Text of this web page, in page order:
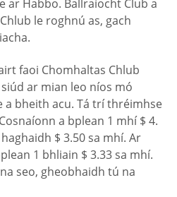
Habbo. Ballraíocht Club a
le roghnú as, gach
faoi Chomhaltas Chlub
ar mian leo níos mó
bheith acu. Tá trí thréimhse
a bplean 1 mhí $ 4.
$ 3.50 sa mhí. Ar
1 bhliain $ 3.33 sa mhí.
seo, gheobhaidh tú na